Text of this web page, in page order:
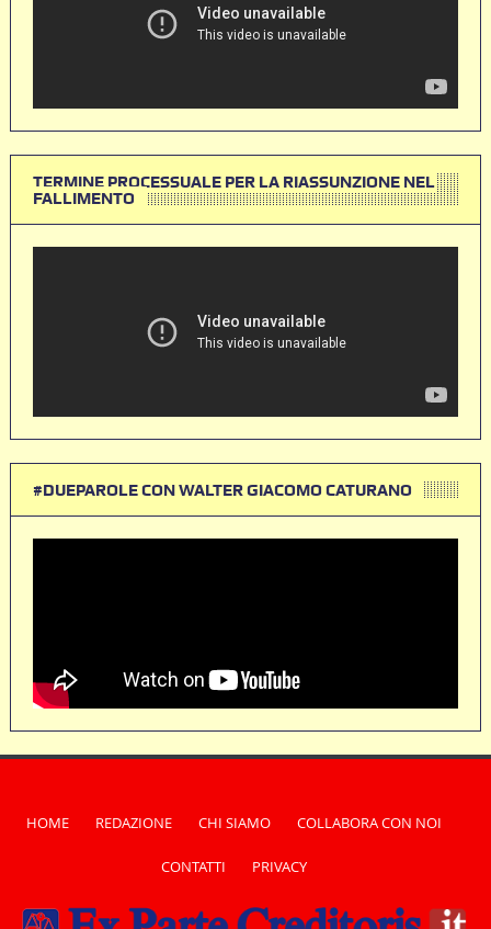
TERMINE PROCESSUALE PER LA RIASSUNZIONE NEL
FALLIMENTO
#DUEPAROLE CON WALTER GIACOMO CATURANO
HOME REDAZIONE CHI SIAMO COLLABORA CON NOI
CONTATTI PRIVACY